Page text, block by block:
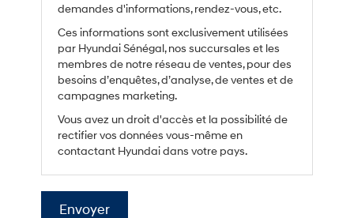
demandes d'informations, rendez-vous, etc.
Ces informations sont exclusivement utilisées
par Hyundai Sénégal, nos succursales et les
membres de notre réseau de ventes, pour des
besoins d’enquêtes, d’analyse, de ventes et de
campagnes marketing.
Vous avez un droit d'accès et la possibilité de
rectifier vos données vous-même en
contactant Hyundai dans votre pays.
Envoyer